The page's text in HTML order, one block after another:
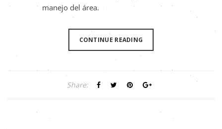
manejo del área.
CONTINUE READING
Share: